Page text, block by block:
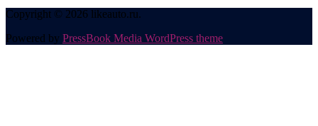
Copyright © 2026 likeauto.ru.
Powered by PressBook Media WordPress theme